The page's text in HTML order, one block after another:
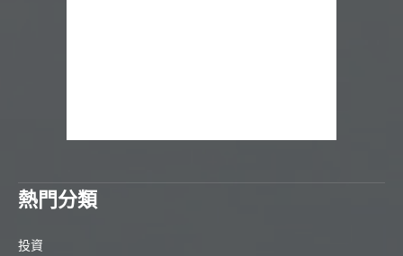
熱門分類
投資